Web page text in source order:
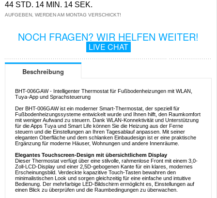
44 STD. 14 MIN. 14 SEK.
AUFGEBEN, WERDEN AM MONTAG VERSCHICKT!
NOCH FRAGEN? WIR HELFEN WEITER!
LIVE CHAT
Beschreibung
BHT-006GAW - Intelligenter Thermostat für Fußbodenheizungen mit WLAN,
Tuya-App und Sprachsteuerung
Der BHT-006GAW ist ein moderner Smart-Thermostat, der speziell für
Fußbodenheizungssysteme entwickelt wurde und Ihnen hilft, den Raumkomfort
mit weniger Aufwand zu steuern. Dank WLAN-Konnektivität und Unterstützung
für die Apps Tuya und Smart Life können Sie die Heizung aus der Ferne
steuern und die Einstellungen an Ihren Tagesablauf anpassen. Mit seiner
eleganten Oberfläche und dem schlanken Einbaudesign ist er eine praktische
Ergänzung für moderne Häuser, Wohnungen und andere Innenräume.
Elegantes Touchscreen-Design mit übersichtlichem Display
Dieser Thermostat verfügt über eine stilvolle, rahmenlose Front mit einem 3,0-
Zoll-LCD-Display und einer 2,5D-gebogenen Kante für ein klares, modernes
Erscheinungsbild. Verdeckte kapazitive Touch-Tasten bewahren den
minimalistischen Look und sorgen gleichzeitig für eine einfache und intuitive
Bedienung. Der mehrfarbige LED-Bildschirm ermöglicht es, Einstellungen auf
einen Blick zu überprüfen und die Raumbedingungen zu überwachen.